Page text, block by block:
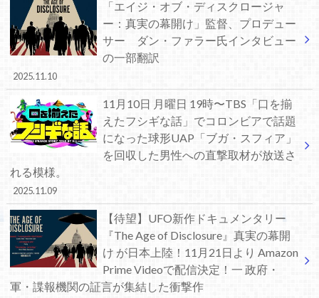
「エイジ・オブ・ディスクロージャ
ー：真実の幕開け」監督、プロデュー
サー ダン・ファラー氏インタビュー
の一部翻訳
2025.11.10
11月10日 月曜日 19時〜TBS「口を揃
えたフシギな話」でコロンビアで話題
になった球形UAP「ブガ・スフィア」
を回収した男性への直撃取材が放送さ
れる模様。
2025.11.09
【待望】UFO新作ドキュメンタリー
『The Age of Disclosure』真実の幕開
け が日本上陸！11月21日より Amazon
Prime Videoで配信決定！一 政府・
軍・諜報機関の証言が集結した衝撃作